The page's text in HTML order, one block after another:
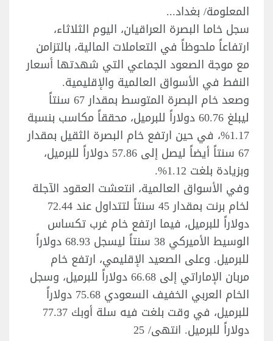
المعلومة/ بغداد...
سجل خاما البصرة العراقيان، اليوم الثلاثاء،
ارتفاعاً ملحوظاً في التعاملات المالية، بالتزامن
مع موجة الصعود الجماعي التي شهدتها أسعار
النفط في الأسواق العالمية والإقليمية.
وصعد خام البصرة المتوسط بمقدار 67 سنتاً
ليبلغ 60.76 دولاراً للبرميل، محققاً مكاسب بنسبة
1.17%، في حين ارتفع خام البصرة الثقيل بمقدار
67 سنتاً أيضاً ليصل إلى 57.86 دولاراً للبرميل،
وبزيادة بلغت 1.12%.
وفي الأسواق العالمية، انتعشت العقود الآجلة
لخام برنت بمقدار 45 سنتاً لتتداول عند 72.44
دولاراً للبرميل، فيما ارتفع خام غرب تكساس
الوسيط الأميركي 38 سنتاً ليسجل 68.93 دولاراً
للبرميل. وعلى الصعيد الإقليمي، ارتفع خام
مربان الإماراتي إلى 66.68 دولاراً للبرميل، وسجل
الخام العربي الخفيف السعودي 75.68 دولاراً
للبرميل، في وقت بلغت فيه سلة أوبك 77.37
دولاراً للبرميل. انتهى/ 25